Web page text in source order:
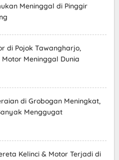
Meninggal di Pinggir
di Pojok Tawangharjo,
Meninggal Dunia
di Grobogan Meningkat,
Menggugat
Kelinci & Motor Terjadi di